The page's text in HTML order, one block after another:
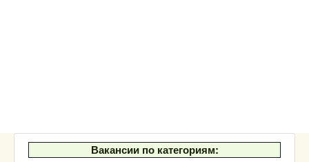
Вакансии по категориям: